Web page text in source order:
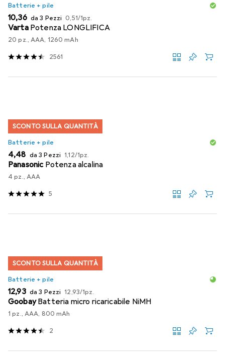
Batterie + pile
EUR
10,36 da 3 Pezzi EUR
0,51/1pz.
Varta Potenza LONGLIFICA
20 pz., AAA, 1260 mAh
2561
SCONTO SULLA QUANTITÀ
Batterie + pile
EUR
4,48 da 3 Pezzi EUR
1,12/1pz.
Panasonic Potenza alcalina
4 pz., AAA
5
SCONTO SULLA QUANTITÀ
Batterie + pile
EUR
12,93 da 3 Pezzi EUR
12,93/1pz.
Goobay Batteria micro ricaricabile NiMH
1 pz., AAA, 800 mAh
2